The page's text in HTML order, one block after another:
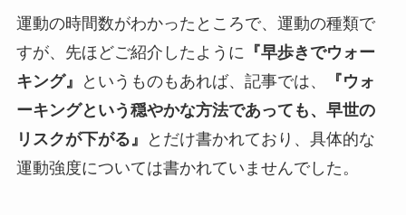
運動の時間数がわかったところで、運動の種類で
すが、先ほどご紹介したように 『早歩きでウォー
キング』
というものもあれば、記事では、
『ウォ
ーキングという穏やかな方法であっても、早世の
リスクが下がる』
とだけ書かれており、具体的な
運動強度については書かれていませんでした。